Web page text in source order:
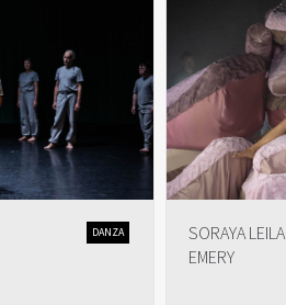
DANZA
SORAYA LEILA
EMERY